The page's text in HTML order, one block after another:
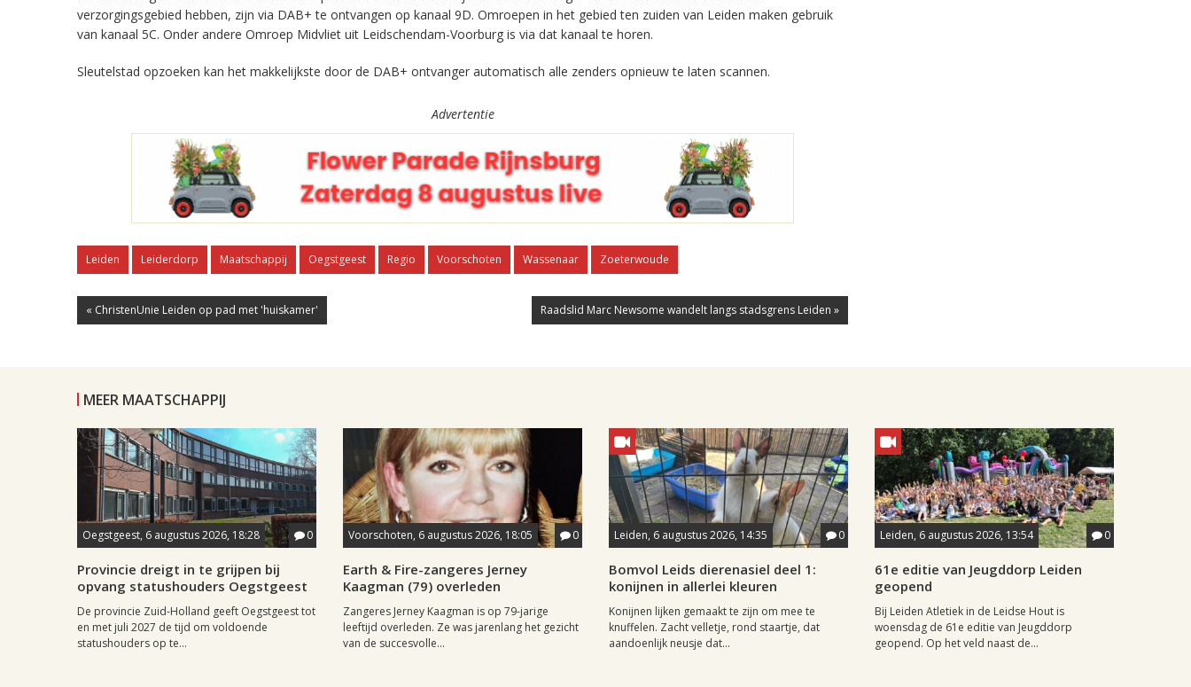
verzorgingsgebied hebben, zijn via DAB+ te ontvangen op kanaal 9D. Omroepen in het gebied ten zuiden van Leiden maken gebruik
van kanaal 5C. Onder andere Omroep Midvliet uit Leidschendam-Voorburg is via dat kanaal te horen.
Sleutelstad opzoeken kan het makkelijkste door de DAB+ ontvanger automatisch alle zenders opnieuw te laten scannen.
Advertentie
Leiden Leiderdorp Maatschappij Oegstgeest Regio Voorschoten Wassenaar Zoeterwoude
« ChristenUnie Leiden op pad met 'huiskamer' Raadslid Marc Newsome wandelt langs stadsgrens Leiden »
MEER MAATSCHAPPIJ
Oegstgeest, 6 augustus 2026, 18:28 0
Provincie dreigt in te grijpen bij
opvang statushouders Oegstgeest
De provincie Zuid-Holland geeft Oegstgeest tot
en met juli 2027 de tijd om voldoende
statushouders op te...
Voorschoten, 6 augustus 2026, 18:05 0
Earth & Fire-zangeres Jerney
Kaagman (79) overleden
Zangeres Jerney Kaagman is op 79-jarige
leeftijd overleden. Ze was jarenlang het gezicht
van de succesvolle...
Leiden, 6 augustus 2026, 14:35 0
Bomvol Leids dierenasiel deel 1:
konijnen in allerlei kleuren
Konijnen lijken gemaakt te zijn om mee te
knuffelen. Zacht velletje, rond staartje, dat
aandoenlijk neusje dat...
Leiden, 6 augustus 2026, 13:54 0
61e editie van Jeugddorp Leiden
geopend
Bij Leiden Atletiek in de Leidse Hout is
woensdag de 61e editie van Jeugddorp
geopend. Op het veld naast de...